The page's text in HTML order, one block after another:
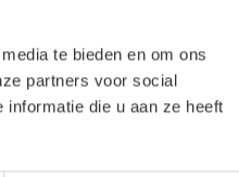
te bieden en om ons
partners voor social
die u aan ze heeft